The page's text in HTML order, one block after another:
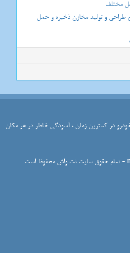
مختلف
و تولید مخازن ذخیره و حمل
در کمترین زمان ، آسودگی خاطر در هر مکان